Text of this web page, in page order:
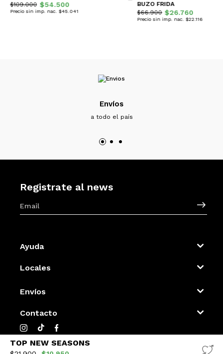
TOP NEW SEASONS
$109.000 $54.500
Precio sin imp. nac. $45.041
BUZO FRIDA
$66.900 $26.760
Precio sin imp. nac. $22.116
Envíos
a todo el país
Registrate al news
Ayuda
Locales
Envíos
Contacto